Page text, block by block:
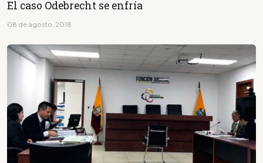
El caso Odebrecht se enfría
08 de agosto, 2018